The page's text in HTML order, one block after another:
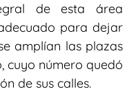
de esta área
para dejar
amplían las plazas
cuyo número quedó
de sus calles.